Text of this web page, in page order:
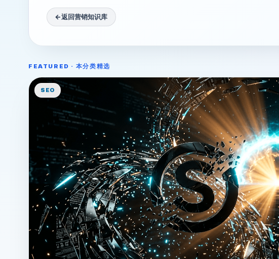
←返回营销知识库
FEATURED · 本分类精选
SEO